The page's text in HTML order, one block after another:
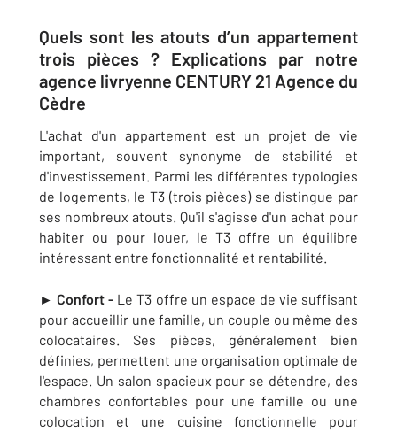
Quels sont les atouts d’un appartement
trois pièces ? Explications par notre
agence livryenne CENTURY 21 Agence du
Cèdre
L'achat d'un appartement est un projet de vie
important, souvent synonyme de stabilité et
d'investissement. Parmi les différentes typologies
de logements, le T3 (trois pièces) se distingue par
ses nombreux atouts. Qu'il s'agisse d'un achat pour
habiter ou pour louer, le T3 offre un équilibre
intéressant entre fonctionnalité et rentabilité.
► Confort - Le T3 offre un espace de vie suffisant
pour accueillir une famille, un couple ou même des
colocataires. Ses pièces, généralement bien
définies, permettent une organisation optimale de
l'espace. Un salon spacieux pour se détendre, des
chambres confortables pour une famille ou une
colocation et une cuisine fonctionnelle pour